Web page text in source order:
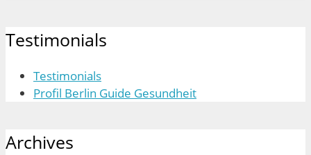
Testimonials
Testimonials
Profil Berlin Guide Gesundheit
Archives